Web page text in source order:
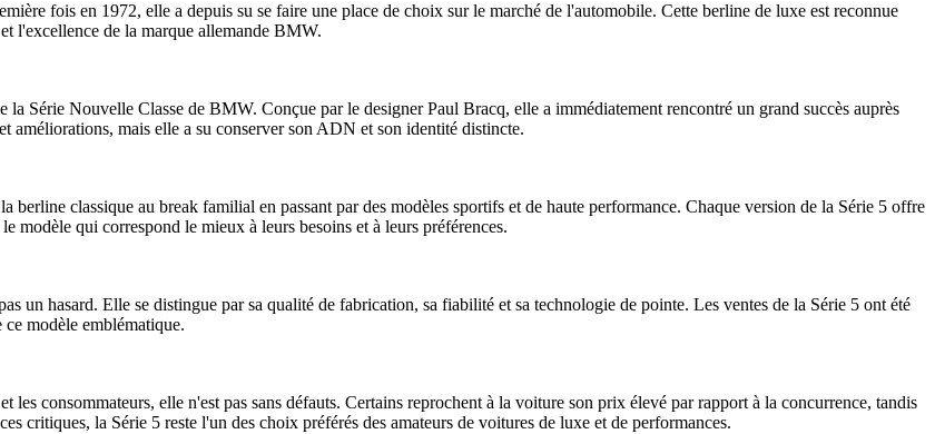
fois en 1972, elle a depuis su se faire une place de choix sur le marché de l'automobile. Cette berline de luxe est reconnue
l'excellence de la marque allemande BMW.
Série Nouvelle Classe de BMW. Conçue par le designer Paul Bracq, elle a immédiatement rencontré un grand succès auprès
améliorations, mais elle a su conserver son ADN et son identité distincte.
classique au break familial en passant par des modèles sportifs et de haute performance. Chaque version de la Série 5 offre
modèle qui correspond le mieux à leurs besoins et à leurs préférences.
un hasard. Elle se distingue par sa qualité de fabrication, sa fiabilité et sa technologie de pointe. Les ventes de la Série 5 ont été
modèle emblématique.
consommateurs, elle n'est pas sans défauts. Certains reprochent à la voiture son prix élevé par rapport à la concurrence, tandis
critiques, la Série 5 reste l'un des choix préférés des amateurs de voitures de luxe et de performances.